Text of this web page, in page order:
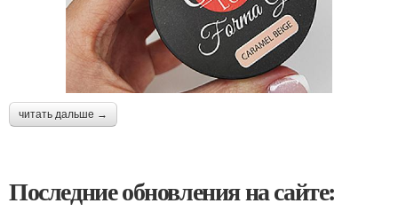
читать дальше →
Последние обновления на сайте: